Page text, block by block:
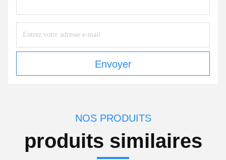
Envoyer
NOS PRODUITS
produits similaires